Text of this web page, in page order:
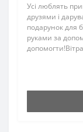
Усі люблять
друзями і
подарунок для
руками за